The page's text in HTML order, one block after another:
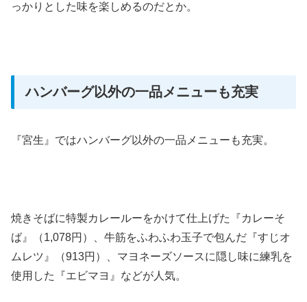
っかりとした味を楽しめるのだとか。
ハンバーグ以外の一品メニューも充実
『宮生』ではハンバーグ以外の一品メニューも充実。
焼きそばに特製カレールーをかけて仕上げた『カレーそ
ば』（1,078円）、牛筋をふわふわ玉子で包んだ『すじオ
ムレツ』（913円）、マヨネーズソースに隠し味に練乳を
使用した『エビマヨ』などが人気。